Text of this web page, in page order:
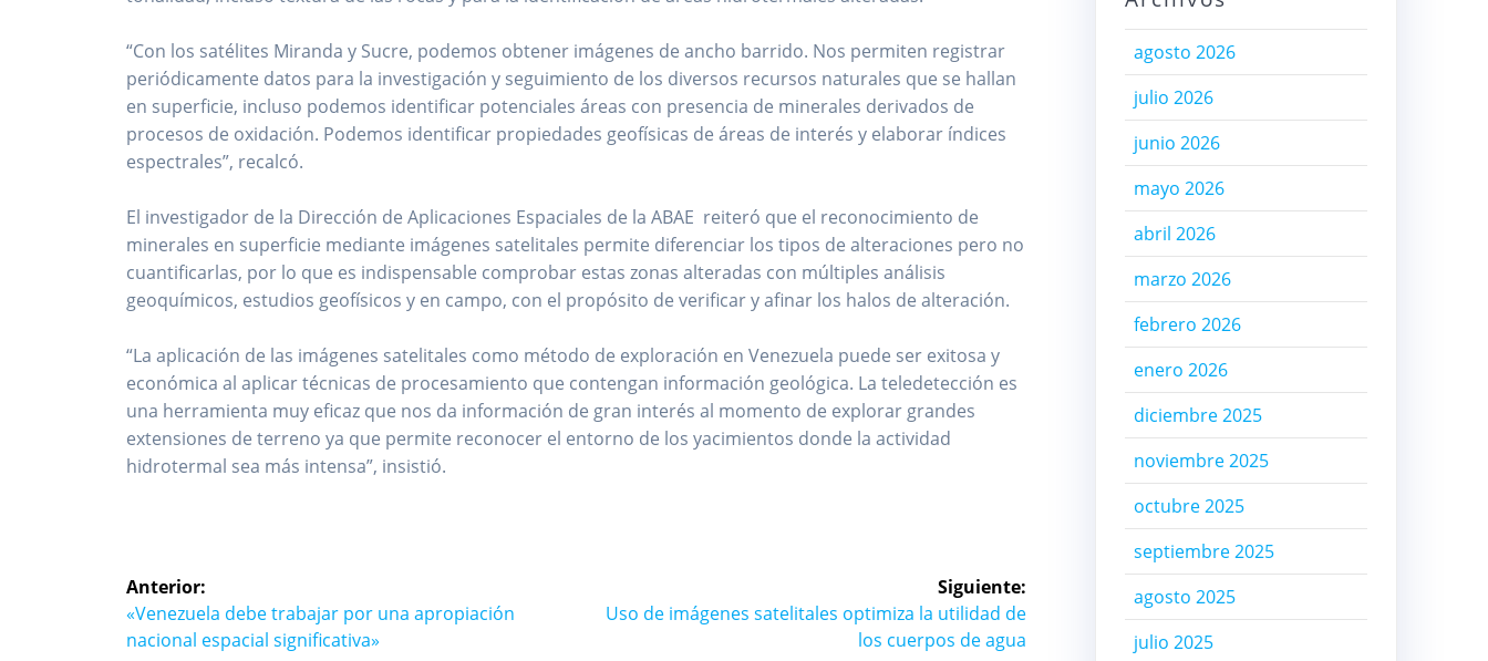
“Con los satélites Miranda y Sucre, podemos obtener imágenes de ancho barrido. Nos permiten registrar
periódicamente datos para la investigación y seguimiento de los diversos recursos naturales que se hallan
en superficie, incluso podemos identificar potenciales áreas con presencia de minerales derivados de
procesos de oxidación. Podemos identificar propiedades geofísicas de áreas de interés y elaborar índices
espectrales”, recalcó.
El investigador de la Dirección de Aplicaciones Espaciales de la ABAE reiteró que el reconocimiento de
minerales en superficie mediante imágenes satelitales permite diferenciar los tipos de alteraciones pero no
cuantificarlas, por lo que es indispensable comprobar estas zonas alteradas con múltiples análisis
geoquímicos, estudios geofísicos y en campo, con el propósito de verificar y afinar los halos de alteración.
“La aplicación de las imágenes satelitales como método de exploración en Venezuela puede ser exitosa y
económica al aplicar técnicas de procesamiento que contengan información geológica. La teledetección es
una herramienta muy eficaz que nos da información de gran interés al momento de explorar grandes
extensiones de terreno ya que permite reconocer el entorno de los yacimientos donde la actividad
hidrotermal sea más intensa”, insistió.
Navegación
de
Anterior:
Entrada
anterior:
«Venezuela debe trabajar por una apropiación
nacional espacial significativa»
Siguiente:
Siguiente
Uso de imágenes satelitales optimiza la utilidad de
los cuerpos de agua
agosto 2026
julio 2026
junio 2026
mayo 2026
abril 2026
marzo 2026
febrero 2026
enero 2026
diciembre 2025
noviembre 2025
octubre 2025
septiembre 2025
agosto 2025
julio 2025